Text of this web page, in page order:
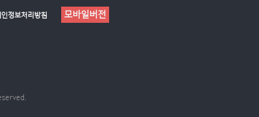
정보처리방침 모바일버전